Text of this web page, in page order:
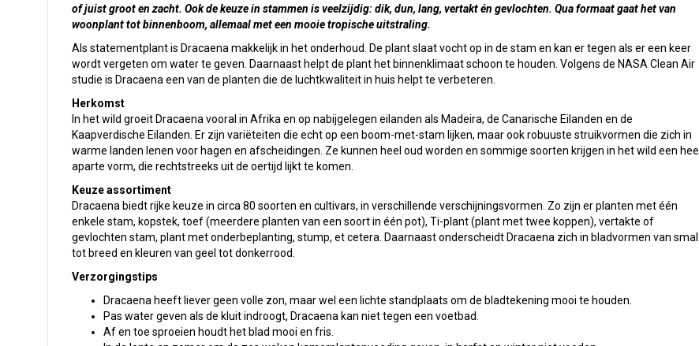
of juist groot en zacht. Ook de keuze in stammen is veelzijdig: dik, dun, lang, vertakt én gevlochten. Qua formaat gaat het van
woonplant tot binnenboom, allemaal met een mooie tropische uitstraling.
Als statementplant is Dracaena makkelijk in het onderhoud. De plant slaat vocht op in de stam en kan er tegen als er een keer
wordt vergeten om water te geven. Daarnaast helpt de plant het binnenklimaat schoon te houden. Volgens de NASA Clean Air
studie is Dracaena een van de planten die de luchtkwaliteit in huis helpt te verbeteren.
Herkomst
In het wild groeit Dracaena vooral in Afrika en op nabijgelegen eilanden als Madeira, de Canarische Eilanden en de
Kaapverdische Eilanden. Er zijn variëteiten die echt op een boom-met-stam lijken, maar ook robuuste struikvormen die zich in
warme landen lenen voor hagen en afscheidingen. Ze kunnen heel oud worden en sommige soorten krijgen in het wild een heel
aparte vorm, die rechtstreeks uit de oertijd lijkt te komen.
Keuze assortiment
Dracaena biedt rijke keuze in circa 80 soorten en cultivars, in verschillende verschijningsvormen. Zo zijn er planten met één
enkele stam, kopstek, toef (meerdere planten van een soort in één pot), Ti-plant (plant met twee koppen), vertakte of
gevlochten stam, plant met onderbeplanting, stump, et cetera. Daarnaast onderscheidt Dracaena zich in bladvormen van smal
tot breed en kleuren van geel tot donkerrood.
Verzorgingstips
Dracaena heeft liever geen volle zon, maar wel een lichte standplaats om de bladtekening mooi te houden.
Pas water geven als de kluit indroogt, Dracaena kan niet tegen een voetbad.
Af en toe sproeien houdt het blad mooi en fris.